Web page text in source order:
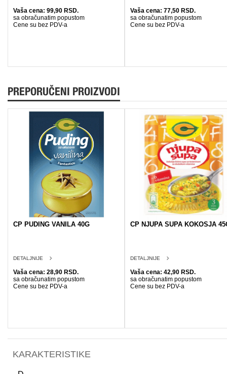
Vaša cena: 99,90 RSD.
sa obračunatim popustom
Cene su bez PDV-a
Vaša cena: 77,50 RSD.
sa obračunatim popustom
Cene su bez PDV-a
PREPORUČENI PROIZVODI
CP PUDING VANILA 40G
DETALJNIJE
Vaša cena: 28,90 RSD.
sa obračunatim popustom
Cene su bez PDV-a
CP NJUPA SUPA KOKOSJA
DETALJNIJE
Vaša cena: 42,90 RSD.
sa obračunatim popustom
Cene su bez PDV-a
KARAKTERISTIKE